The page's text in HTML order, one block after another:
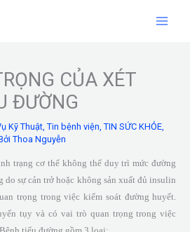
CỦA XÉT
ĐƯỜNG
Kỹ Thuật, Tin bệnh viện, TIN SỨC KHỎE,
Thoa Nguyễn
cơ thể không thể duy trì mức đường
do sự cản trở hoặc không sản xuất đủ insulin
trọng trong việc kiểm soát đường huyết.
tụy và có vai trò quan trọng trong việc